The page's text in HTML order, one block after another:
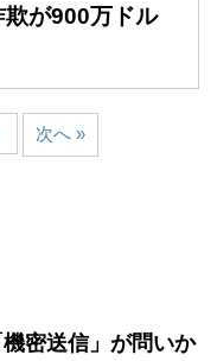
が900万ドル
次へ »
密送信」が問いか